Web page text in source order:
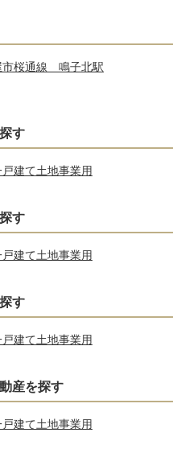
市桜通線 鳴子北駅
す
建て土地事業用
す
建て土地事業用
す
建て土地事業用
産を探す
建て土地事業用